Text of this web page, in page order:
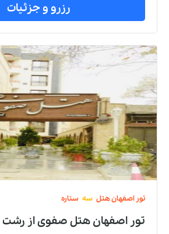
رزرو و جزئیات
تور اصفهانهتل سه ستاره
تور اصفهان هتل صفویاز رشت